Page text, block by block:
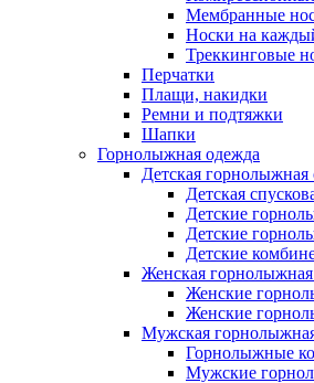
Мембранные
Носки на
Треккинговые
Перчатки
Плащи, накидки
Ремни и подтяжки
Шапки
Горнолыжная одежда
Детская горнолыжная
Детская
Детские
Детские
Детские
Женская
Женские
Женские
Мужская
Горнолыжные
Мужские